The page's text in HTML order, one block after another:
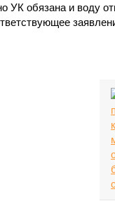
УК обязана и воду